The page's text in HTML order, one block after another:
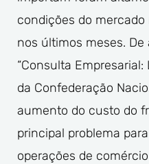
condições do
nos últimos meses.
“Consulta
da Confederação
aumento do custo do
principal problema
operações de